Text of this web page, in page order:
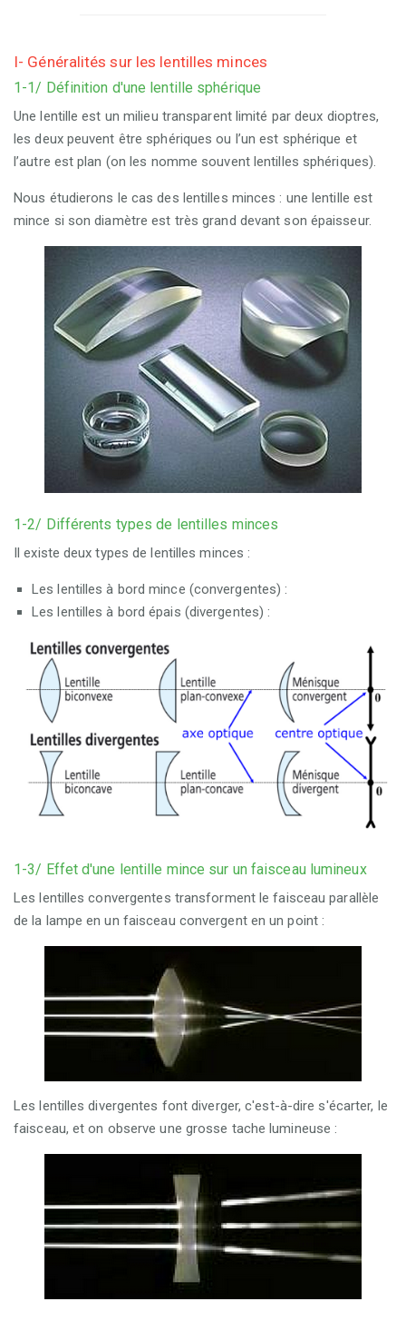
I- Généralités sur les lentilles minces
1-1/ Définition d'une lentille sphérique
Une lentille est un milieu transparent limité par deux dioptres,
les deux peuvent être sphériques ou l’un est sphérique et
l’autre est plan (on les nomme souvent lentilles sphériques).
Nous étudierons le cas des lentilles minces : une lentille est
mince si son diamètre est très grand devant son épaisseur.
1-2/ Différents types de lentilles minces
Il existe deux types de lentilles minces :
Les lentilles à bord mince (convergentes) :
Les lentilles à bord épais (divergentes) :
1-3/ Effet d'une lentille mince sur un faisceau lumineux
Les lentilles convergentes transforment le faisceau parallèle
de la lampe en un faisceau convergent en un point :
Les lentilles divergentes font diverger, c'est-à-dire s'écarter, le
faisceau, et on observe une grosse tache lumineuse :